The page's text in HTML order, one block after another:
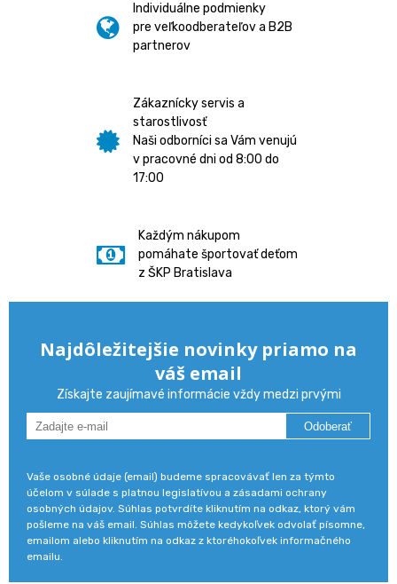
Individuálne podmienky
pre veľkoodberateľov a B2B
partnerov
Zákaznícky servis a
starostlivosť
Naši odborníci sa Vám venujú
v pracovné dni od 8:00 do
17:00
Každým nákupom
pomáhate športovať deťom
z ŠKP Bratislava
Najdôležitejšie novinky priamo na
váš email
Získajte zaujímavé informácie vždy medzi prvými
Odoberať
Vaše osobné údaje (email) budeme spracovávať len za týmto
účelom v súlade s platnou legislatívou a zásadami ochrany
osobných údajov. Súhlas potvrdíte kliknutím na odkaz, ktorý vám
pošleme na váš email. Súhlas môžete kedykoľvek odvolať písomne,
emailom alebo kliknutím na odkaz z ktoréhokoľvek informačného
emailu.